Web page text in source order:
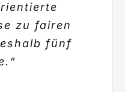
zu fairen
fünf